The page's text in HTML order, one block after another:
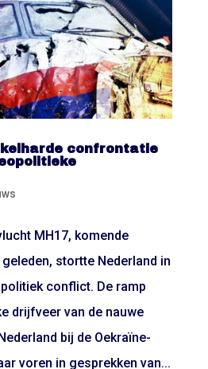
keiharde confrontatie
MH17, komende
stortte Nederland in
conflict. De ramp
drijfveer van de nauwe
bij de Oekraïne-
voren in gesprekken van...